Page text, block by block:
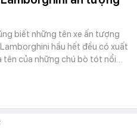
biết những tên xe ấn tượng
hầu hết đều có xuất
tên của những chú bò tót nổi…